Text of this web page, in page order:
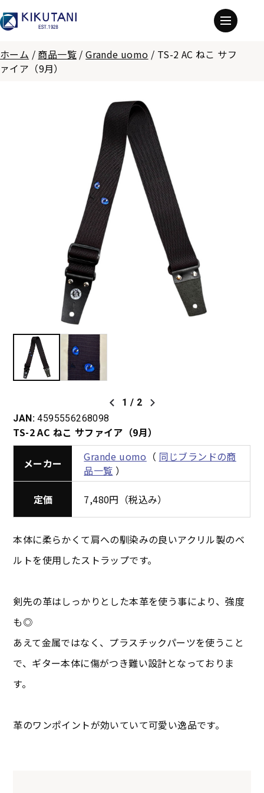
ホーム / 商品一覧 /Grande uomo / TS-2 AC ねこ サフ
ァイア（9月）
1 / 2
JAN: 4595556268098
TS-2 AC ねこ サファイア（9月）
メーカー Grande uomo （ 同じブランドの商
品一覧 ）
定価 7,480円（税込み）
本体に柔らかくて肩への馴染みの良いアクリル製のベ
ルトを使用したストラップです。
剣先の革はしっかりとした本革を使う事により、強度
も◎
あえて金属ではなく、プラスチックパーツを使うこと
で、ギター本体に傷がつき難い設計となっておりま
す。
革のワンポイントが効いていて可愛い逸品です。